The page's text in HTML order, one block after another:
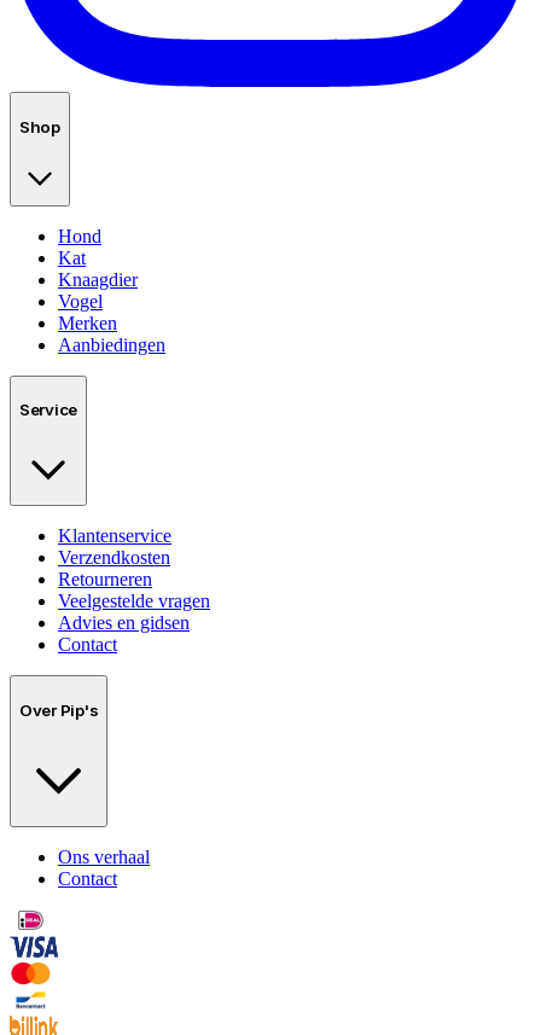
Shop
Hond
Kat
Knaagdier
Vogel
Merken
Aanbiedingen
Service
Klantenservice
Verzendkosten
Retourneren
Veelgestelde vragen
Advies en gidsen
Contact
Over Pip's
Ons verhaal
Contact